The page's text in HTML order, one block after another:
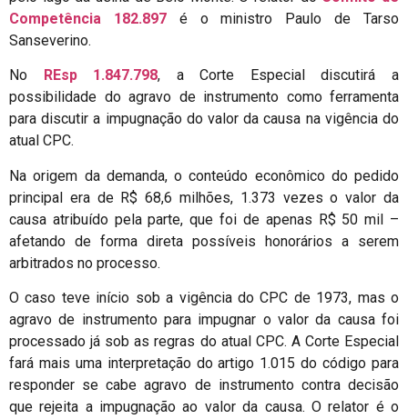
Competência 182.897é o ministro Paulo de Tarso
Sanseverino.
No REsp 1.847.798, a Corte Especial discutirá a
possibilidade do agravo de instrumento como ferramenta
para discutir a impugnação do valor da causa na vigência do
atual CPC.
Na origem da demanda, o conteúdo econômico do pedido
principal era de R$ 68,6 milhões, 1.373 vezes o valor da
causa atribuído pela parte, que foi de apenas R$ 50 mil –
afetando de forma direta possíveis honorários a serem
arbitrados no processo.
O caso teve início sob a vigência do CPC de 1973, mas o
agravo de instrumento para impugnar o valor da causa foi
processado já sob as regras do atual CPC. A Corte Especial
fará mais uma interpretação do artigo 1.015 do código para
responder se cabe agravo de instrumento contra decisão
que rejeita a impugnação ao valor da causa. O relator é o